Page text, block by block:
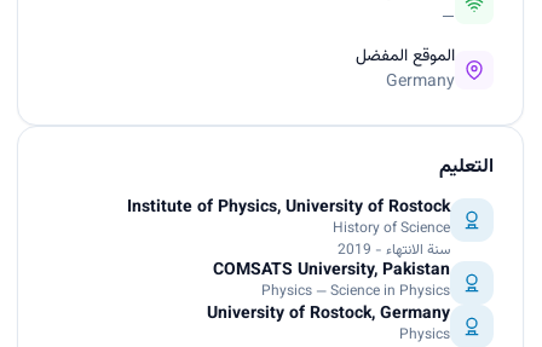
—
الموقع المفضل
Germany
التعليم
Institute of Physics, University of Rostock
History of Science
سنة الانتهاء - 2019
COMSATS University, Pakistan
Physics — Science in Physics
University of Rostock, Germany
Physics